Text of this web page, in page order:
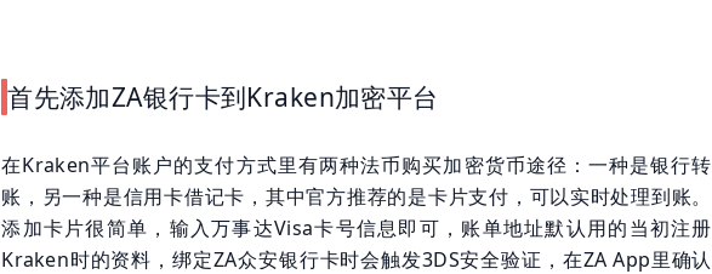
首先添加ZA银行卡到Kraken加密平台
在Kraken平台账户的支付方式里有两种法币购买加密货币途径：一种是银行转
账，另一种是信用卡借记卡，其中官方推荐的是卡片支付，可以实时处理到账。
添加卡片很简单，输入万事达Visa卡号信息即可，账单地址默认用的当初注册
Kraken时的资料，绑定ZA众安银行卡时会触发3DS安全验证，在ZA App里确认